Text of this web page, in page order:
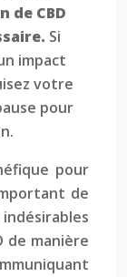
de CBD
Si
impact
votre
pour
pour
de
de manière